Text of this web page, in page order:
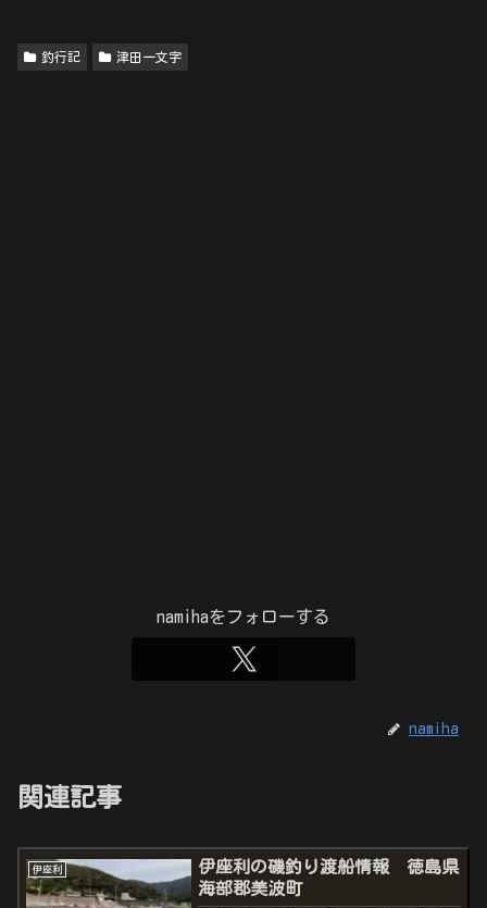
釣行記 津田一文字
namihaをフォローする
namiha
関連記事
伊座利
伊座利の磯釣り渡船情報 徳島県
海部郡美波町